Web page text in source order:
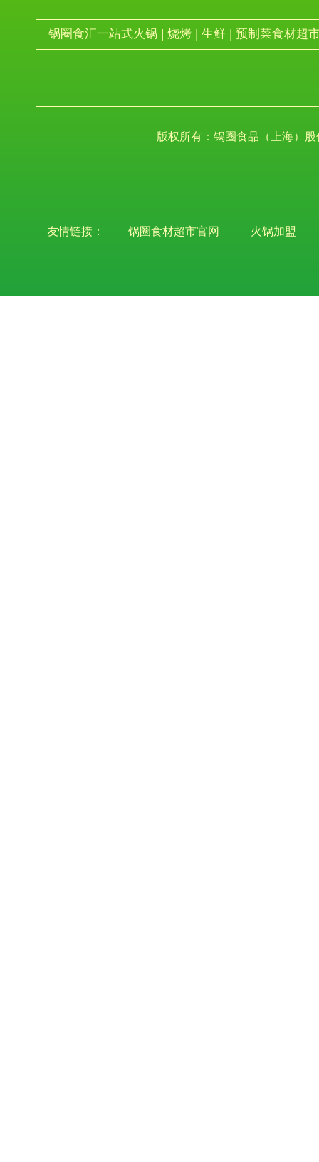
锅圈食汇一站式火锅 | 烧烤 | 生鲜 | 预制菜食材超
版权所有：锅圈食品（上海）
友情链接： 锅圈食材超市官网 火锅加盟